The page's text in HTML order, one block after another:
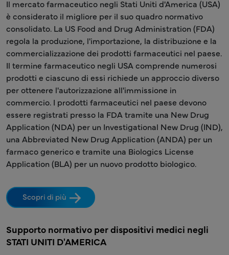
Il mercato farmaceutico negli Stati Uniti d'America (USA)
è considerato il migliore per il suo quadro normativo
consolidato. La US Food and Drug Administration (FDA)
regola la produzione, l'importazione, la distribuzione e la
commercializzazione dei prodotti farmaceutici nel paese.
Il termine farmaceutico negli USA comprende numerosi
prodotti e ciascuno di essi richiede un approccio diverso
per ottenere l'autorizzazione all'immissione in
commercio. I prodotti farmaceutici nel paese devono
essere registrati presso la FDA tramite una New Drug
Application (NDA) per un Investigational New Drug (IND),
una Abbreviated New Drug Application (ANDA) per un
farmaco generico e tramite una Biologics License
Application (BLA) per un nuovo prodotto biologico.
Scopri di più
Supporto normativo per dispositivi medici negli
STATI UNITI D'AMERICA